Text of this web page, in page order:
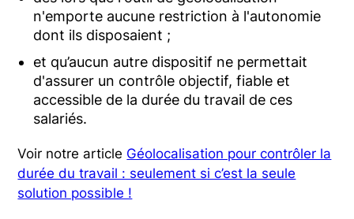
n'emporte aucune restriction à l'autonomie
dont ils disposaient ;
et qu’aucun autre dispositif ne permettait
d'assurer un contrôle objectif, fiable et
accessible de la durée du travail de ces
salariés.
Voir notre article Géolocalisation pour contrôler la
durée du travail : seulement si c’est la seule
solution possible !